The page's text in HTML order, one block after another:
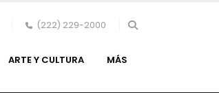
(222) 229-2000
ARTE Y CULTURA MÁS